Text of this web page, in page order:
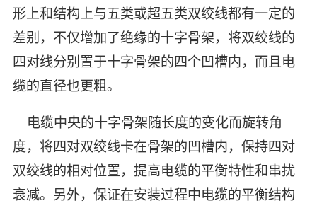
形上和结构上与五类或超五类双绞线都有一定的
差别，不仅增加了绝缘的十字骨架，将双绞线的
四对线分别置于十字骨架的四个凹槽内，而且电
缆的直径也更粗。
电缆中央的十字骨架随长度的变化而旋转角
度，将四对双绞线卡在骨架的凹槽内，保持四对
双绞线的相对位置，提高电缆的平衡特性和串扰
衰减。另外，保证在安装过程中电缆的平衡结构